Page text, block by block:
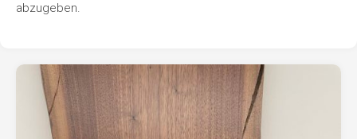
abzugeben.